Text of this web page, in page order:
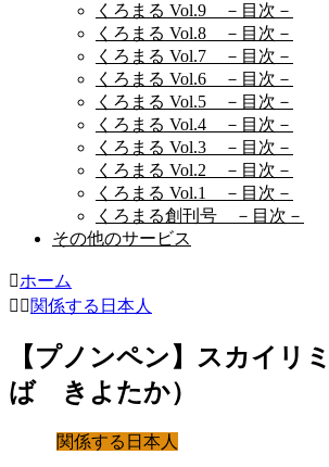
くろまる Vol.9 －目次－
くろまる Vol.8 －目次－
くろまる Vol.7 －目次－
くろまる Vol.6 －目次－
くろまる Vol.5 －目次－
くろまる Vol.4 －目次－
くろまる Vol.3 －目次－
くろまる Vol.2 －目次－
くろまる Vol.1 －目次－
くろまる創刊号 －目次－
その他のサービス
ホーム
関係する日本人
【プノンペン】スカイ
ば きよたか）
関係する日本人